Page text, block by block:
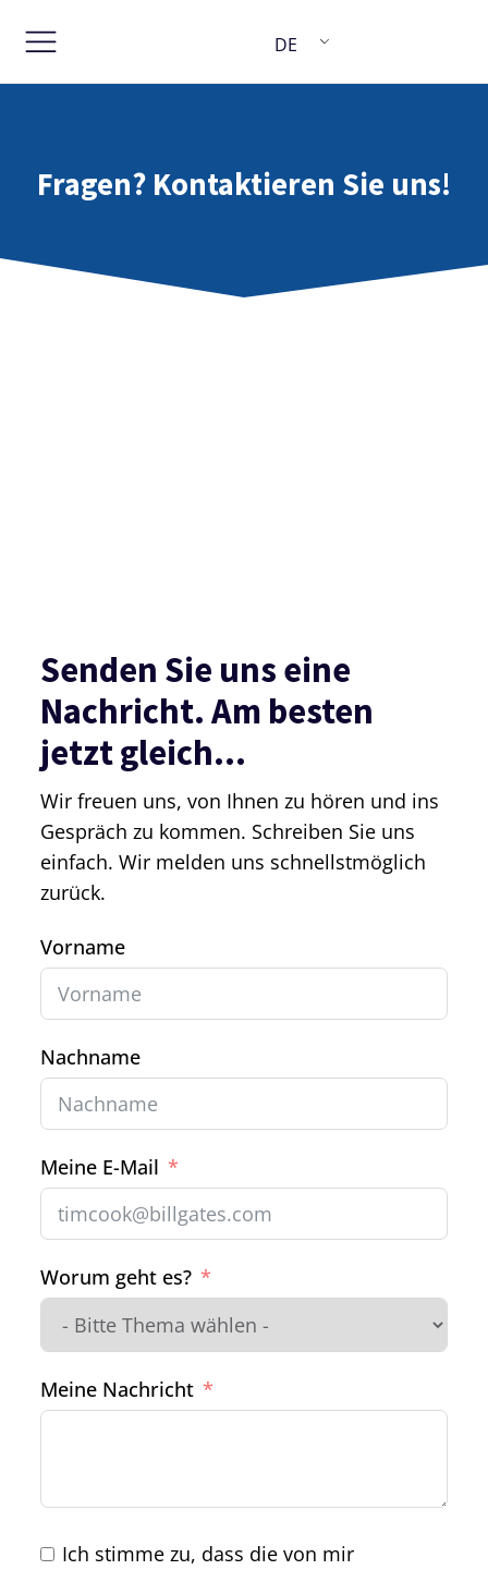
DE
Fragen? Kontaktieren Sie uns!
Senden Sie uns eine
Nachricht. Am besten
jetzt gleich...
Wir freuen uns, von Ihnen zu hören und ins
Gespräch zu kommen. Schreiben Sie uns
einfach. Wir melden uns schnellstmöglich
zurück.
Vorname
Nachname
Meine E-Mail
Worum geht es?
Meine Nachricht
Ich stimme zu, dass die von mir